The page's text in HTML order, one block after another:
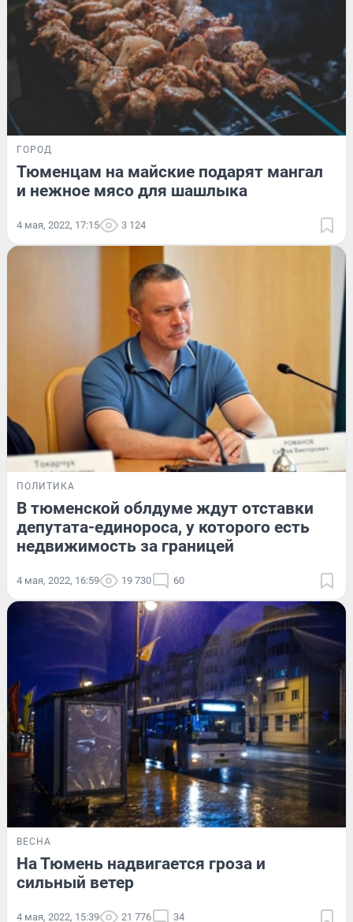
ГОРОД
Тюменцам на майские подарят мангал
и нежное мясо для шашлыка
4 мая, 2022, 17:15 3 124
ПОЛИТИКА
В тюменской облдуме ждут отставки
депутата-единороса, у которого есть
недвижимость за границей
4 мая, 2022, 16:59 19 730 60
ВЕСНА
На Тюмень надвигается гроза и
сильный ветер
4 мая, 2022, 15:39 21 776 34